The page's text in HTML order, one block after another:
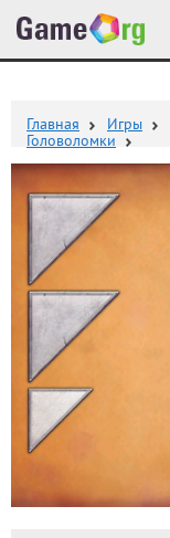
Главная Игры
Головоломки